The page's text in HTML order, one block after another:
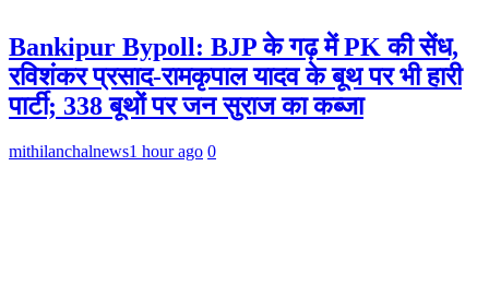
Bankipur Bypoll: BJP के गढ़ में PK की सेंध,
रविशंकर प्रसाद-रामकृपाल यादव के बूथ पर भी हारी
पार्टी; 338 बूथों पर जन सुराज का कब्जा
mithilanchalnews1 hour ago 0